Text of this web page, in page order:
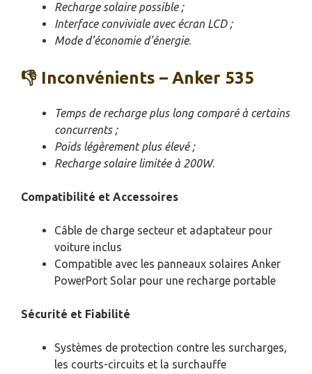
Recharge solaire possible ;
Interface conviviale avec écran LCD ;
Mode d’économie d’énergie.
👎 Inconvénients – Anker 535
Temps de recharge plus long comparé à certains
concurrents ;
Poids légèrement plus élevé ;
Recharge solaire limitée à 200W.
Compatibilité et Accessoires
Câble de charge secteur et adaptateur pour
voiture inclus
Compatible avec les panneaux solaires Anker
PowerPort Solar pour une recharge portable
Sécurité et Fiabilité
Systèmes de protection contre les surcharges,
les courts-circuits et la surchauffe